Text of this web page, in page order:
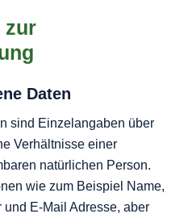
zur
Daten
sind Einzelangaben über
Verhältnisse einer
natürlichen Person.
wie zum Beispiel Name,
und E-Mail Adresse, aber